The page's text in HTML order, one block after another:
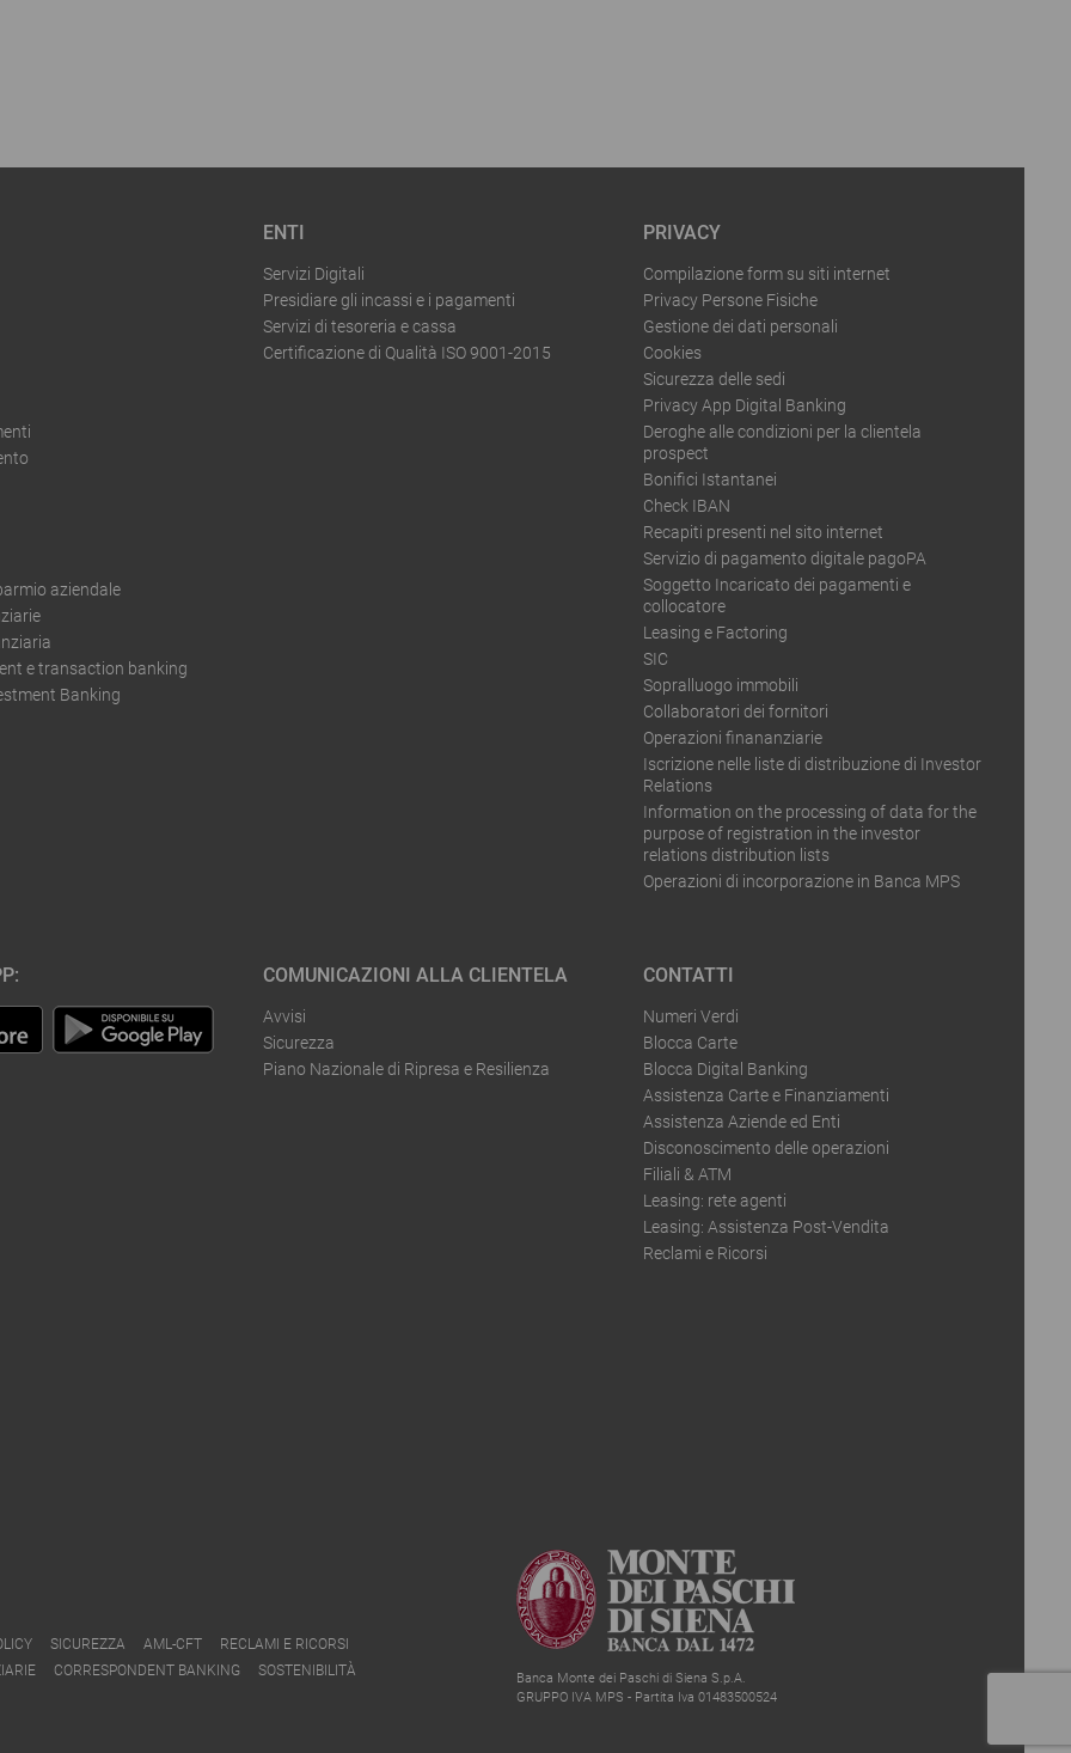
aziendale
e transaction banking
Banking
ENTI
Servizi Digitali
Presidiare gli incassi e i pagamenti
Servizi di tesoreria e cassa
Certificazione di Qualità ISO 9001-2015
PRIVACY
Compilazione form su siti internet
Privacy Persone Fisiche
Gestione dei dati personali
Cookies
Sicurezza delle sedi
Privacy App Digital Banking
Deroghe alle condizioni per la clientela
prospect
Bonifici Istantanei
Check IBAN
Recapiti presenti nel sito internet
Servizio di pagamento digitale pagoPA
Soggetto Incaricato dei pagamenti e
collocatore
Leasing e Factoring
SIC
Sopralluogo immobili
Collaboratori dei fornitori
Operazioni finananziarie
Iscrizione nelle liste di distribuzione di Investor
Relations
Information on the processing of data for the
purpose of registration in the investor
relations distribution lists
Operazioni di incorporazione in Banca MPS
COMUNICAZIONI ALLA CLIENTELA
Avvisi
Sicurezza
Piano Nazionale di Ripresa e Resilienza
CONTATTI
Numeri Verdi
Blocca Carte
Blocca Digital Banking
Assistenza Carte e Finanziamenti
Assistenza Aziende ed Enti
Disconoscimento delle operazioni
Filiali & ATM
Leasing: rete agenti
Leasing: Assistenza Post-Vendita
Reclami e Ricorsi
SICUREZZA AML-CFT
RECLAMI E RICORSI
CORRESPONDENT BANKING
SOSTENIBILITÀ
Banca Monte dei Paschi di Siena S.p.A.
GRUPPO IVA MPS - Partita Iva 01483500524